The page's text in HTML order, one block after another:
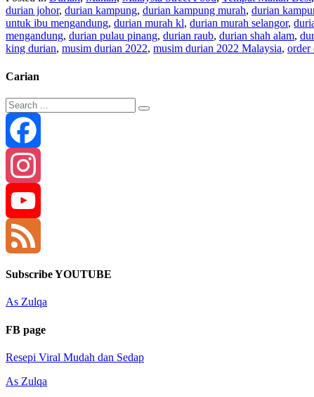
durian johor, durian kampung, durian kampung murah, durian
untuk ibu mengandung, durian murah kl, durian murah selangor,
mengandung, durian pulau pinang, durian raub, durian shah alam,
king durian, musim durian 2022, musim durian 2022 Malaysia, order
Carian
Facebook
Instagram
YouTube
Channel
Feed
Subscribe YOUTUBE
As Zulqa
FB page
Resepi Viral Mudah dan Sedap
As Zulqa